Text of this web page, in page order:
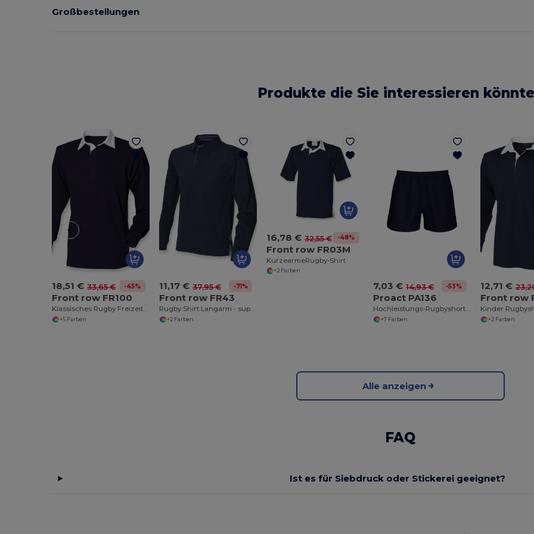
Großbestellungen
Produkte die Sie interessieren
18,51 € 33,65 € -45%
Front row FR100
Klassisches Rugby Freizeitshirt aus Baumwolle
+5 Farben
11,17 € 37,95 € -71%
Front row FR43
Rugby Shirt Langarm - super weich
+2 Farben
16,78 € 32,55 € -48%
Front row FR03M
KurzearmeRugby-Shirt
+2 Farben
7,03 € 14,93 € -53%
Proact PA136
Hochleistungs-Rugbyshorts mit Verstärkter Naht
+7 Farben
12,71 €
Front row
Kinder
+2 Farben
Alle anzeigen
FAQ
Ist es für Siebdruck oder Stickerei geeignet?